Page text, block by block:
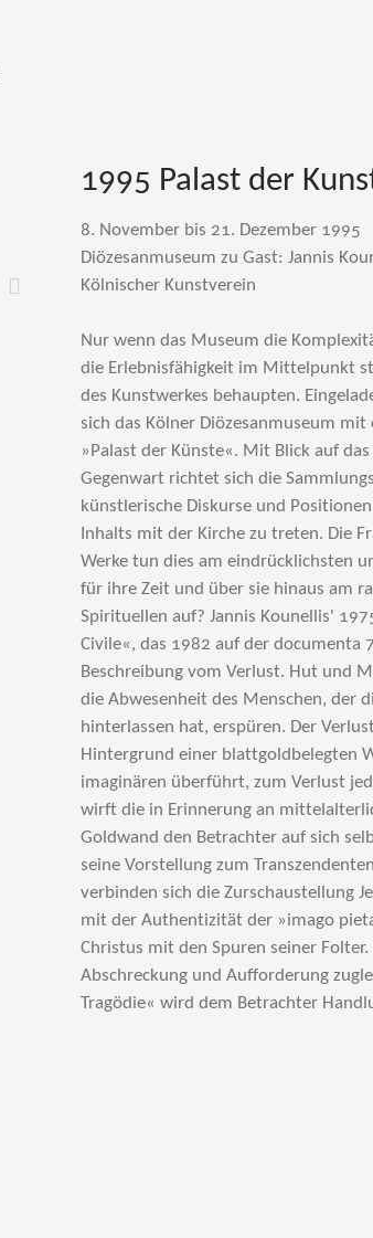
Weiter
1995 Palast der
8. November bis 21. Dezember 1995
Diözesanmuseum zu Gast: Jannis
Kölnischer Kunstverein
Nur wenn das Museum die
die Erlebnisfähigkeit im Mittelpunkt
des Kunstwerkes behaupten.
sich das Kölner Diözesanmuseum
»Palast der Künste«. Mit Blick auf
Gegenwart richtet sich die
künstlerische Diskurse und
Inhalts mit der Kirche zu treten. Die
Werke tun dies am eindrücklichsten
für ihre Zeit und über sie hinaus am
Spirituellen auf? Jannis Kounellis'
Civile«, das 1982 auf der documenta
Beschreibung vom Verlust. Hut und
die Abwesenheit des Menschen, der
hinterlassen hat, erspüren. Der
Hintergrund einer blattgoldbelegten
imaginären überführt, zum Verlust
wirft die in Erinnerung an
Goldwand den Betrachter auf sich
seine Vorstellung zum
verbinden sich die Zurschaustellung
mit der Authentizität der »imago
Christus mit den Spuren seiner
Abschreckung und Aufforderung
Tragödie« wird dem Betrachter